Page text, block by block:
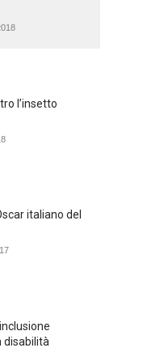
l’insetto
italiano del
disabilità